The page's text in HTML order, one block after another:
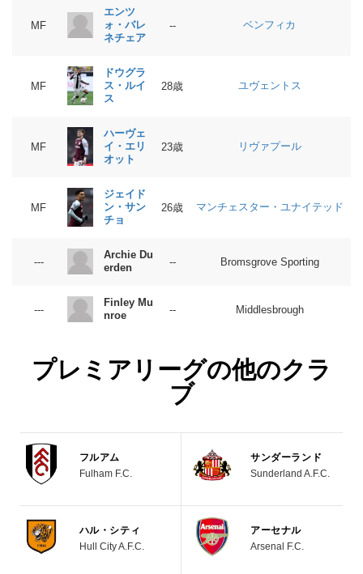
MF
エンツ
ォ・バレ
ネチェア
-- ベンフィカ
MF
ドウグラ
ス・ルイ
ス
28歳 ユヴェントス
MF
ハーヴェ
イ・エリ
オット
23歳 リヴァプール
MF
ジェイド
ン・サン
チョ
26歳 マンチェスター・ユナイテッド
---
Archie Du
erden
-- Bromsgrove Sporting
---
Finley Mu
nroe
-- Middlesbrough
プレミアリーグの他のクラ
ブ
フルアム
Fulham F.C.
サンダーランド
Sunderland A.F.C.
ハル・シティ
Hull City A.F.C.
アーセナル
Arsenal F.C.